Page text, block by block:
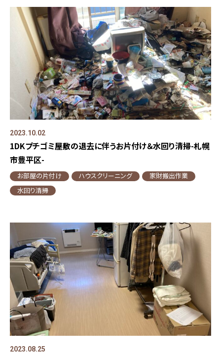
2023.10.02
1DKプチゴミ屋敷の退去に伴うお片付け＆水回り清掃-札幌
市豊平区-
お部屋の片付け ハウスクリーニング
家財搬出作業
水回り清掃
2023.08.25